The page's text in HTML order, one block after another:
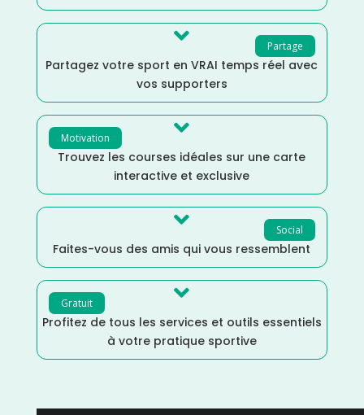
Partage

Partagez votre sport en VRAI temps réel avec
vos supporters
Motivation 
Trouvez les courses idéales sur une carte
interactive et exclusive
Social

Faites-vous des amis qui vous ressemblent
Gratuit 
Profitez de tous les services et outils essentiels
à votre pratique sportive